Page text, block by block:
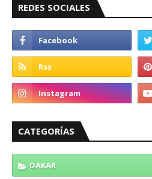
REDES SOCIALES
CATEGORÍAS
DAKAR